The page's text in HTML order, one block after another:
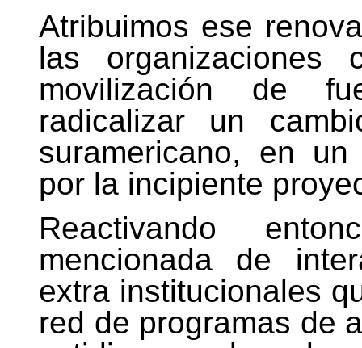
Atribuimos ese
las organizaciones
movilización de
radicalizar un
suramericano, en
por la incipiente
Reactivando
mencionada de
extra institucionales
red de programas de